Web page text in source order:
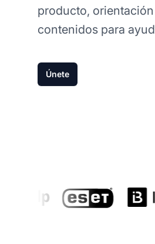
producto,
contenidos para
Únete